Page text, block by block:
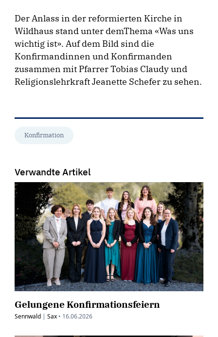
Der Anlass in der reformierten Kirche in
Wildhaus stand unter demThema «Was uns
wichtig ist». Auf dem Bild sind die
Konfirmandinnen und Konfirmanden
zusammen mit Pfarrer Tobias Claudy und
Religionslehrkraft Jeanette Schefer zu sehen.
Konfirmation
Verwandte Artikel
Gelungene Konfirmationsfeiern
Sennwald | Sax • 16.06.2026